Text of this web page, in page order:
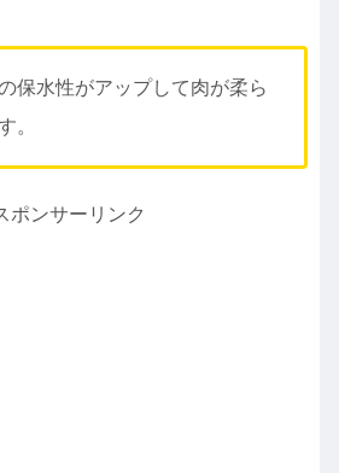
保水性がアップして肉が柔ら
。
ポンサーリンク